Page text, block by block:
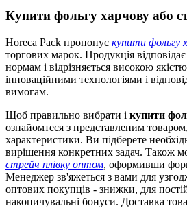
Купити фольгу харчову або
Horeca Pack пропонує купити фольгу
торгових марок. Продукція відповідає
нормам і відрізняється високою
інноваційними технологіями і
вимогам.
Щоб правильно вибрати і купити
ознайомтеся з представленим
характеристики. Ви підберете
вирішення конкретних задач. Також
стрейч плівку оптом, оформивши
Менеджер зв'яжеться з вами для
оптових покупців - знижки, для
накопичувальні бонуси. Доставка